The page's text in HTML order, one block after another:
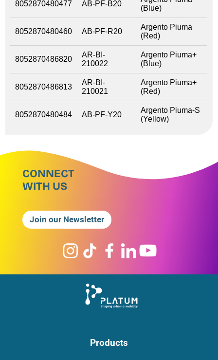
8052870480477 AB-PF-B20
(Blue)
8052870480460 AB-PF-R20
Argento Piuma
(Red)
8052870486820
AR-BI-
210022
Argento Piuma+
(Blue)
8052870486813
AR-BI-
210021
Argento Piuma+
(Red)
8052870480484 AB-PF-Y20
Argento Piuma-S
(Yellow)
CONNECT
WITH US
Join our Newsletter
Products